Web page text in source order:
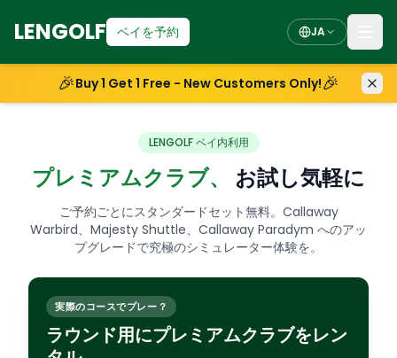
LENGOLF ベイを予約 JA
🎉Buy 1 Get 1 Free - New Customers Only!🎉
LENGOLF ベイ内利用
プレミアムクラブ、 お試し気軽に
ご予約ごとにスタンダードセット無料。Callaway
Warbird、Majesty Shuttle、Callaway Paradym へのアッ
プグレードで究極のシミュレーター体験を。
実際のコースでプレー？
ラウンド用にプレミアムクラブをレン